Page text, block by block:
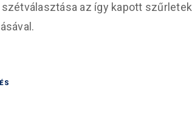
az így kapott szűrletek